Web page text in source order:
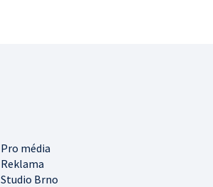
Pro média
Reklama
Studio Brno